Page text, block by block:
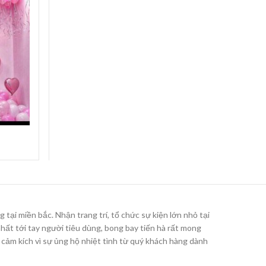
tại miền bắc. Nhận trang trí, tổ chức sự kiện lớn nhỏ tại
tới tay người tiêu dùng, bong bay tiến hà rất mong
kích vì sự ủng hộ nhiệt tình từ quý khách hàng dành